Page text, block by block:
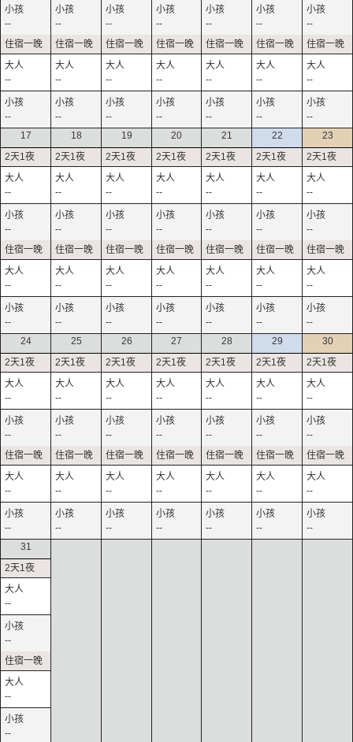
--
--
--
--
--
--
--
--
--
--
--
--
--
--
--
--
--
--
--
--
--
17
--
--
--
--
18
--
--
--
--
19
--
--
--
--
20
--
--
--
--
21
--
--
--
--
22
--
--
--
--
23
--
--
--
--
24
--
--
--
--
25
--
--
--
--
26
--
--
--
--
27
--
--
--
--
28
--
--
--
--
29
--
--
--
--
30
--
--
--
--
31
--
--
--
--